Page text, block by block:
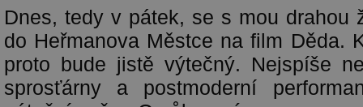
Dnes, tedy v pátek, se s mou drahou
do Heřmanova Městce na film Děda.
proto bude jistě výtečný. Nejspíše
sprosťárny a postmoderní